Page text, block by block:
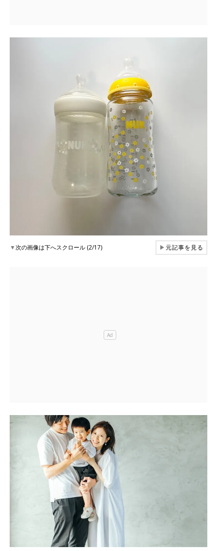
▼次の画像は下へスクロール (2/17) ▶元記事を見る